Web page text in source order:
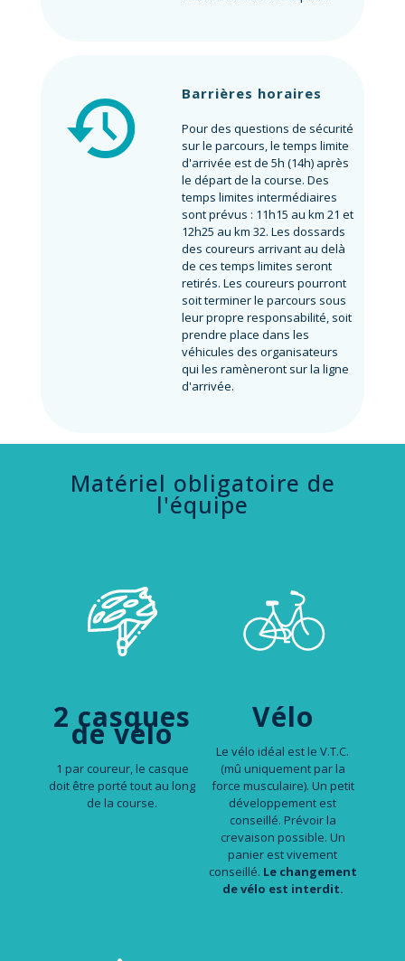
Barrières horaires
Pour des questions de sécurité
sur le parcours, le temps limite
d'arrivée est de 5h (14h) après
le départ de la course. Des
temps limites intermédiaires
sont prévus : 11h15 au km 21 et
12h25 au km 32. Les dossards
des coureurs arrivant au delà
de ces temps limites seront
retirés. Les coureurs pourront
soit terminer le parcours sous
leur propre responsabilité, soit
prendre place dans les
véhicules des organisateurs
qui les ramèneront sur la ligne
d'arrivée.
Matériel obligatoire de
l'équipe
2 casques
de vélo
1 par coureur, le casque
doit être porté tout au long
de la course.
Vélo
Le vélo idéal est le V.T.C.
(mû uniquement par la
force musculaire). Un petit
développement est
conseillé. Prévoir la
crevaison possible. Un
panier est vivement
conseillé. Le changement
de vélo est interdit.